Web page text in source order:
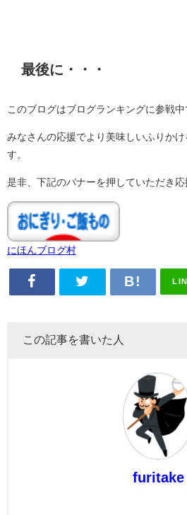
最後に・・・
このブログはブログランキングに参戦中
みなさんの応援でより美味しいふりか
す。
是非、下記のバナーを押していただき応
にほんブログ村
この記事を書いた人
furitake